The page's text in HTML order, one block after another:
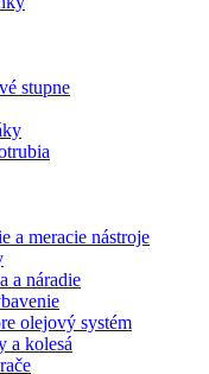
stupne
a meracie nástroje
a náradie
olejový systém
a kolesá